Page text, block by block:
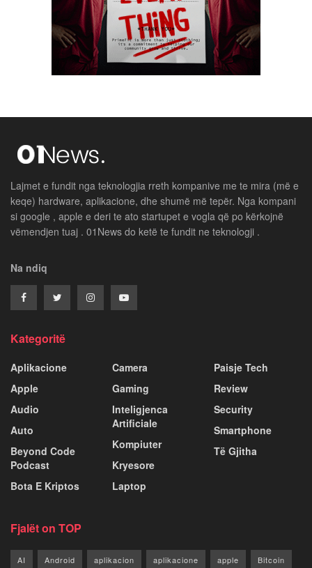
Lajmet e fundit nga teknologjia rreth kompanive me te mira (më e
keqe) hardware, aplikacione, dhe shumë më tepër. Nga kompani
si google , apple e deri te ato startupet e vogla që po kërkojnë
vëmendjen tuaj . 01News do ketë te fundit ne teknologji .
Na ndiq
Kategoritë
Aplikacione
Apple
Audio
Auto
Beyond Code
Podcast
Bota E Kriptos
Camera
Gaming
Inteligjenca
Artificiale
Kompiuter
Kryesore
Laptop
Paisje Tech
Review
Security
Smartphone
Të Gjitha
Fjalët on TOP
AI Android aplikacion aplikacione apple Bitcoin